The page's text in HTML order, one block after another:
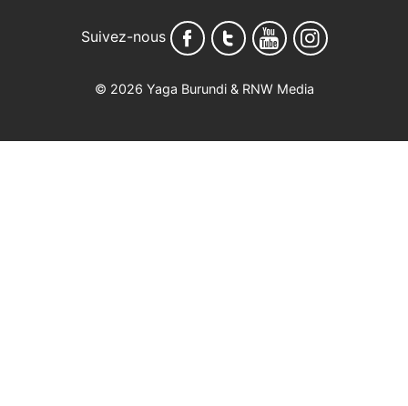
Suivez-nous
© 2026 Yaga Burundi & RNW Media